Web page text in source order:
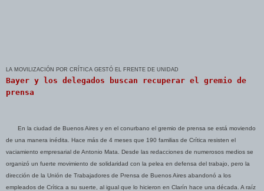
LA MOVILIZACIÓN POR CRÍTICA GESTÓ EL FRENTE DE UNIDAD
Bayer y los delegados buscan recuperar el gremio de
prensa
En la ciudad de Buenos Aires y en el conurbano el gremio de prensa se está moviendo
de una manera inédita. Hace más de 4 meses que 190 familias de Crítica resisten el
vaciamiento empresarial de Antonio Mata. Desde las redacciones de numerosos medios se
organizó un fuerte movimiento de solidaridad con la pelea en defensa del trabajo, pero la
dirección de la Unión de Trabajadores de Prensa de Buenos Aires abandonó a los
empleados de Crítica a su suerte, al igual que lo hicieron en Clarín hace una década. A raíz